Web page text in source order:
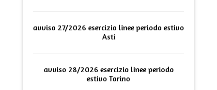
avviso 27/2026 esercizio linee periodo estivo
Asti
avviso 28/2026 esercizio linee periodo
estivo Torino